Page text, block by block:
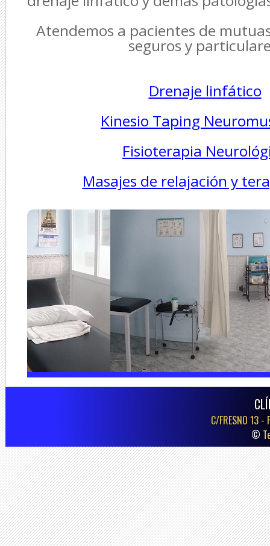
Atendemos a pacientes de
seguros y
Drenaje linfático
Kinesio Taping
Fisioterapia
Masajes de relajación y
C/FRESNO 13 -
©